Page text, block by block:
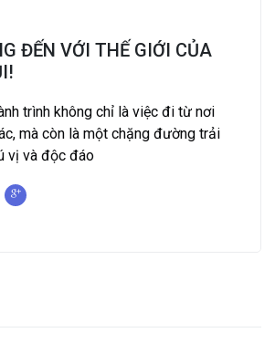
ĐẾN VỚI THẾ GIỚI CỦA
trình không chỉ là việc đi từ nơi
mà còn là một chặng đường trải
vị và độc đáo